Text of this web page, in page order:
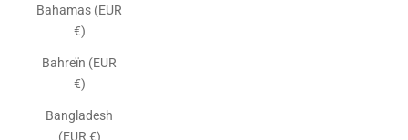
Bahamas (EUR
€)
Bahreïn (EUR
€)
Bangladesh
(EUR €)